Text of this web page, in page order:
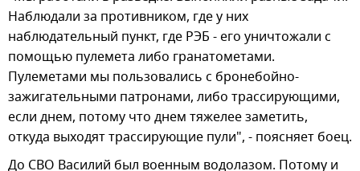
Наблюдали за противником, где у них
наблюдательный пункт, где РЭБ - его уничтожали с
помощью пулемета либо гранатометами.
Пулеметами мы пользовались с бронебойно-
зажигательными патронами, либо трассирующими,
если днем, потому что днем тяжелее заметить,
откуда выходят трассирующие пули", - поясняет боец.
До СВО Василий был военным водолазом. Потому и